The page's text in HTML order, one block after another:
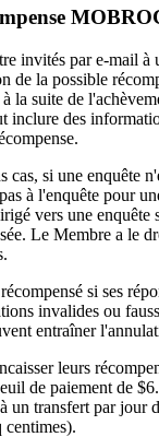
invités par e-mail à
de la possible
la suite de
inclure des
cas, si une enquête
à l'enquête pour
vers une enquête
Le Membre a le
si ses
invalides ou
entraîner
leurs
de paiement de
un transfert par jour